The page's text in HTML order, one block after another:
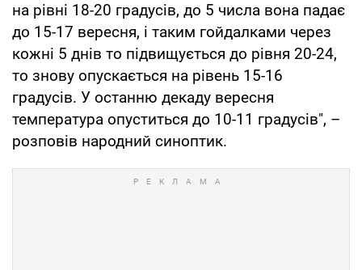
на рівні 18-20 градусів, до 5 числа вона падає
до 15-17 вересня, і таким гойдалками через
кожні 5 днів то підвищується до рівня 20-24,
то знову опускається на рівень 15-16
градусів. У останню декаду вересня
температура опуститься до 10-11 градусів", –
розповів народний синоптик.